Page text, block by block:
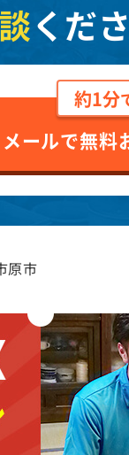
くだ
約1分
メールで無料
原市